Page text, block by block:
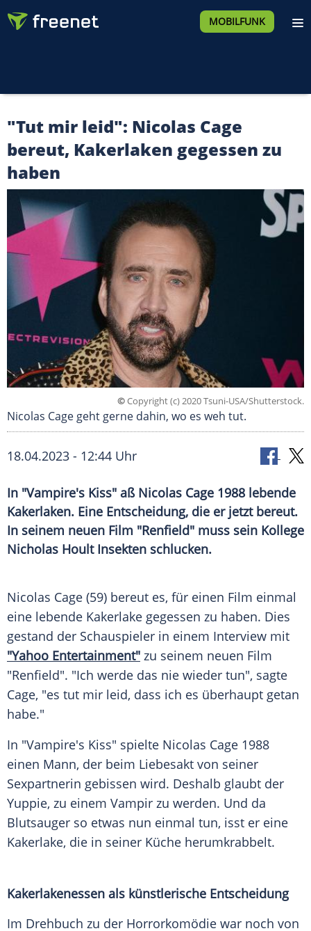
MOBILFUNK
"Tut mir leid": Nicolas Cage
bereut, Kakerlaken gegessen zu
haben
©Copyright (c) 2020 Tsuni-USA/Shutterstock.
Nicolas Cage geht gerne dahin, wo es weh tut.
18.04.2023 - 12:44 Uhr
In "Vampire's Kiss" aß Nicolas Cage 1988 lebende
Kakerlaken. Eine Entscheidung, die er jetzt bereut.
In seinem neuen Film "Renfield" muss sein Kollege
Nicholas Hoult Insekten schlucken.
Nicolas Cage (59) bereut es, für einen Film einmal
eine lebende Kakerlake gegessen zu haben. Dies
gestand der Schauspieler in einem Interview mit
"Yahoo Entertainment" zu seinem neuen Film
"Renfield". "Ich werde das nie wieder tun", sagte
Cage, "es tut mir leid, dass ich es überhaupt getan
habe."
In "Vampire's Kiss" spielte Nicolas Cage 1988
einen Mann, der beim Liebesakt von seiner
Sexpartnerin gebissen wird. Deshalb glaubt der
Yuppie, zu einem Vampir zu werden. Und da
Blutsauger so etwas nun einmal tun, isst er eine
Kakerlake, die in seiner Küche herumkrabbelt.
Kakerlakenessen als künstlerische Entscheidung
Im Drehbuch zu der Horrorkomödie war noch von